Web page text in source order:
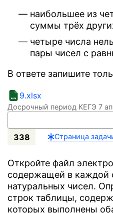
наибольшее из
суммы трёх
четыре числа
пары чисел с
В ответе запишите
9.xlsx
Досрочный период КЕГЭ 7
338
Откройте файл
содержащей в каждой
натуральных чисел.
строк таблицы,
которых выполнены
Страница